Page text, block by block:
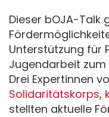
Dieser bOJA-Talk
Unterstützung für
Jugendarbeit zum
Drei Expertinnen
Solidaritätskorps,
stellten aktuelle